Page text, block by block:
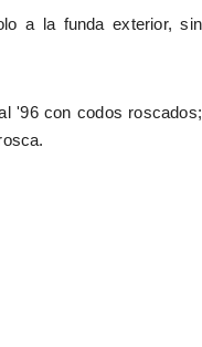
a la funda exterior, sin
'96 con codos roscados;